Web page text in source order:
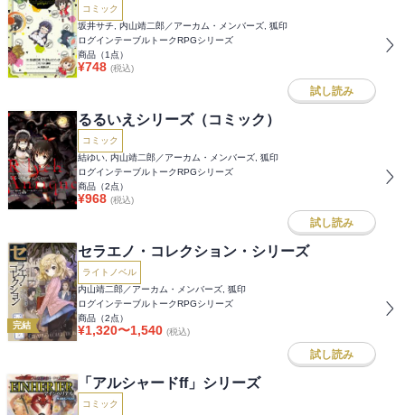
コミック
坂井サチ, 内山靖二郎／アーカム・メンバーズ, 狐印
ログインテーブルトークRPGシリーズ
商品（1 点）
¥748 (税込)
試し読み
るるいえシリーズ（コミック）
コミック
結ゆい, 内山靖二郎／アーカム・メンバーズ, 狐印
ログインテーブルトークRPGシリーズ
商品（2点）
¥968 (税込)
試し読み
完結
セラエノ・コレクション・シリーズ
ライトノベル
内山靖二郎／アーカム・メンバーズ, 狐印
ログインテーブルトークRPGシリーズ
商品（2点）
¥1,320〜1,540 (税込)
試し読み
「アルシャードff」シリーズ
コミック